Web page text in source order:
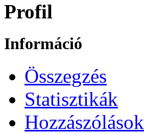
Profil
Információ
Összegzés
Statisztikák
Hozzászólások